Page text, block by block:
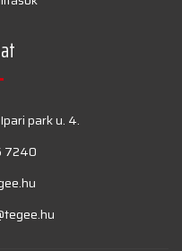
park u. 4.
7240